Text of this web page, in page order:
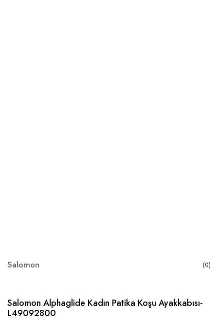
Salomon (0)
Salomon Alphaglide Kadın Patika Koşu Ayakkabısı-
L49092800